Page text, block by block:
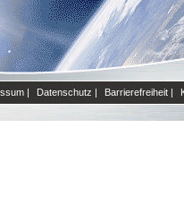
| Datenschutz | Barrierefreiheit |